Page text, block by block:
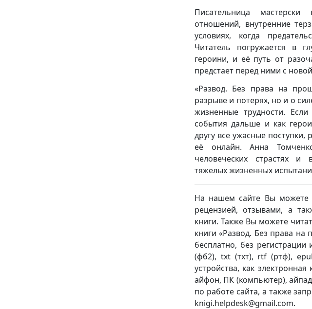
Писательница мастерски
отношений, внутренние
условиях, когда
Читатель погружается в
героини, и её путь от
предстает перед ними с
«Развод. Без права на
разрыве и потерях, но и о
жизненные трудности.
события дальше и как
другу все ужасные поступки,
её онлайн. Анна
человеческих страстях
тяжелых жизненных
На нашем сайте Вы можете
рецензией, отзывами, а
книги. Также Вы можете
книги «Развод. Без права
бесплатно, без
(фб2), txt (тхт), rtf (ртф),
устройства, как
айфон, ПК (компьютер),
по работе сайта, а также
knigi.helpdesk@gmail.com.